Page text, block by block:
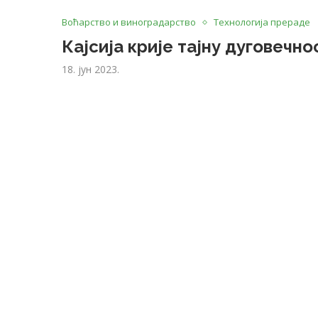
Воћарство и виноградарство Технологија прераде
Кајсија крије тајну
18. јун 2023.